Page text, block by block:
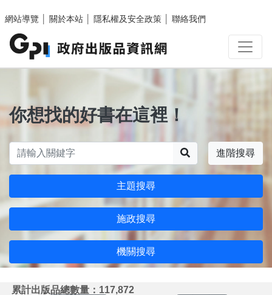
網站導覽
關於本站 隱私權及安全政策 聯絡我們
你想找的好書在這裡！
進階搜尋
主題搜尋
施政搜尋
機關搜尋
累計出版品總數量：117,872